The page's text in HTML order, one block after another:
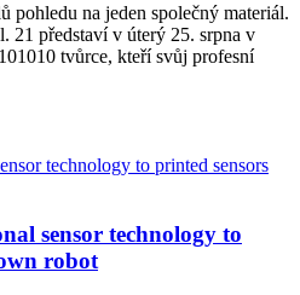
pohledu na jeden společný materiál.
21 představí v úterý 25. srpna v
tvůrce, kteří svůj profesní
sensor technology to
robot